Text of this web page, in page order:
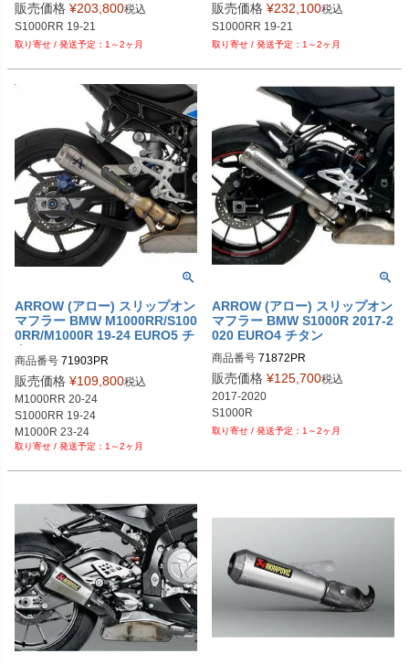
販売価格 ¥203,800税込
1～2ヶ月
販売価格 ¥232,100税込
1～2ヶ月
ARROW (アロー) スリップオン
マフラー BMW M1000RR/S100
0RR/M1000R 19-24 EURO5 チ
タン
商品番号 71903PR
発注はエクセルベースで注文書に記
載
ユーロ仕切り69,900円
販売価格 ¥109,800税込
M1000RR 20-24
S1000RR 19-24
M1000R 23-24
1～2ヶ月
ARROW (アロー) スリップオン
マフラー BMW S1000R 2017-2
020 EURO4 チタン
商品番号 71872PR
販売価格 ¥125,700税込
2017-2020
S1000R
1～2ヶ月